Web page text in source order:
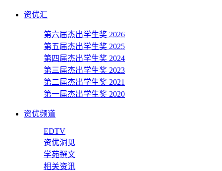
资优汇
第六届杰出学生奖 2026
第五届杰出学生奖 2025
第四届杰出学生奖 2024
第三届杰出学生奖 2023
第二届杰出学生奖 2021
第一届杰出学生奖 2020
资优频道
EDTV
资优洞见
学苑撰文
相关资讯